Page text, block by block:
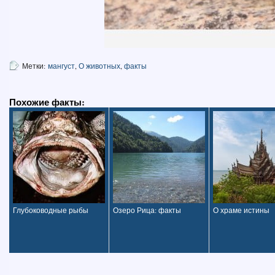
Метки: мангуст, О животных, факты
Похожие факты:
Глубоководные рыбы Озеро Рица: факты О храме истины